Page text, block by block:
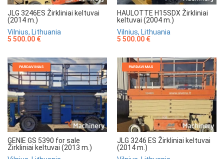
JLG 3246ES Žirkliniai keltuvai
(2014 m.)
Vilnius, Lithuania
5 500.00 €
HAULOTTE H15SDX Žirkliniai
keltuvai (2004 m.)
Vilnius, Lithuania
5 500.00 €
PARDAVIMAS
GENIE GS 5390 for sale
Žirkliniai keltuvai (2013 m.)
PARDAVIMAS
JLG 3246 ES Žirkliniai keltuvai
(2014 m.)